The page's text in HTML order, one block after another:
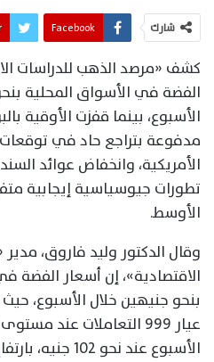
شارك Facebook
كشف «مرصد الذهب للدراسات
مدفوعة بتراجع حاد في توقعات
الأمريكية، وانخفاض عوائد
تطورات جيوسياسية إيجابية
الأوسط.
وقال الدكتور وليد فاروق،
الاقتصادية»، إن أسعار الفضة
بنحو جنيهين خلال الأسبوع،
الأسبوع عند نحو 102 جنيه، بارتفاع قدره 2%.